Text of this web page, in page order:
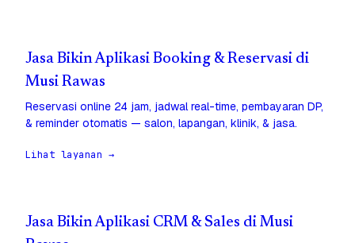
Jasa Bikin Aplikasi Booking & Reservasi di
Musi Rawas
Reservasi online 24 jam, jadwal real-time, pembayaran DP,
& reminder otomatis — salon, lapangan, klinik, & jasa.
Lihat layanan →
Jasa Bikin Aplikasi CRM & Sales di Musi